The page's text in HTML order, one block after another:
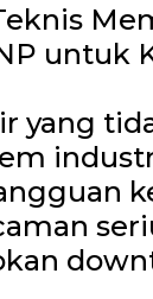
untuk
yang